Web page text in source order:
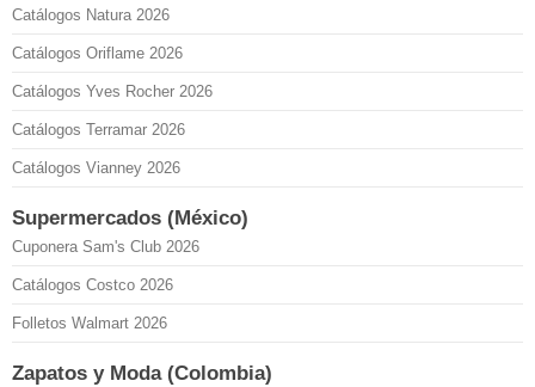
Catálogos Natura 2026
Catálogos Oriflame 2026
Catálogos Yves Rocher 2026
Catálogos Terramar 2026
Catálogos Vianney 2026
Supermercados (México)
Cuponera Sam's Club 2026
Catálogos Costco 2026
Folletos Walmart 2026
Zapatos y Moda (Colombia)